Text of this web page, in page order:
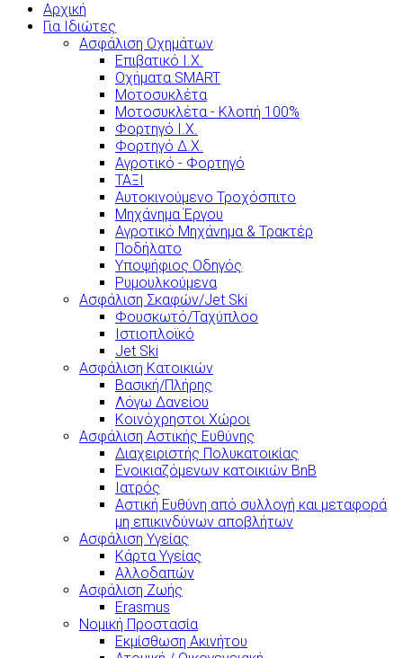
Αρχική
Για Ιδιώτες
Ασφάλιση Οχημάτων
Επιβατικό Ι.Χ.
Οχήματα SMART
Μοτοσυκλέτα
Μοτοσυκλέτα - Κλοπή 100%
Φορτηγό Ι.Χ.
Φορτηγό Δ.Χ.
Αγροτικό - Φορτηγό
ΤΑΞΙ
Αυτοκινούμενο Τροχόσπιτο
Μηχάνημα Έργου
Αγροτικό Μηχάνημα & Τρακτέρ
Ποδήλατο
Υποψήφιος Οδηγός
Ρυμουλκούμενα
Ασφάλιση Σκαφών/Jet Ski
Φουσκωτό/Ταχύπλοο
Ιστιοπλοϊκό
Jet Ski
Ασφάλιση Κατοικιών
Βασική/Πλήρης
Λόγω Δανείου
Κοινόχρηστοι Χώροι
Ασφάλιση Αστικής Ευθύνης
Διαχειριστής Πολυκατοικίας
Ενοικιαζόμενων κατοικιών BnB
Ιατρός
Αστική Ευθύνη από συλλογή και μεταφορά
μη επικινδύνων αποβλήτων
Ασφάλιση Υγείας
Κάρτα Υγείας
Αλλοδαπών
Ασφάλιση Ζωής
Erasmus
Νομική Προστασία
Εκμίσθωση Ακινήτου